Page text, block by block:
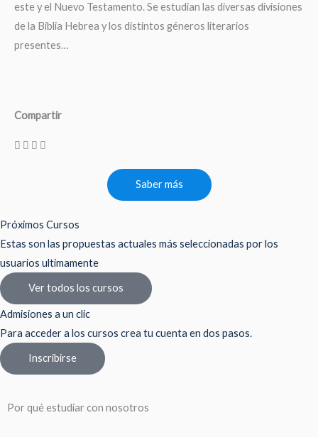
este y el Nuevo Testamento. Se estudian las diversas divisiones
de la Biblia Hebrea y los distintos géneros literarios
presentes…
Compartir
Saber más
Próximos Cursos
Estas son las propuestas actuales más seleccionadas por los
usuarios ultimamente
Ver todos los cursos
Admisiones a un clic
Para acceder a los cursos crea tu cuenta en dos pasos.
Inscribirse
Por qué estudiar con nosotros